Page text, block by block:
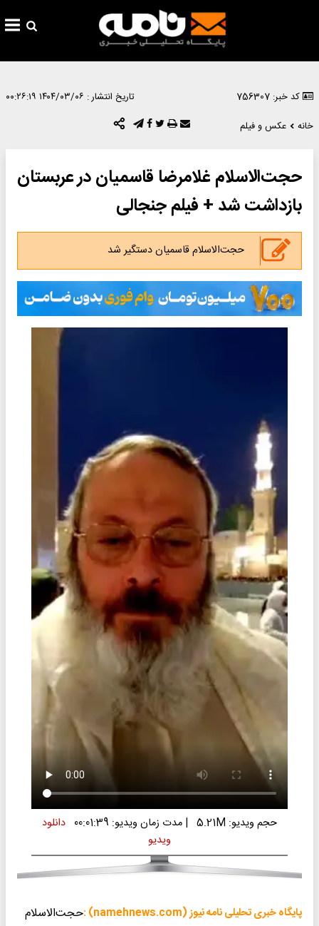
کد خبر: 756307 تاریخ انتشار : ۱۴۰۴/۰۳/۰۶ ۰۰:۲۶:۱۹
خانه
عکس و فیلم
حجت‌الاسلام غلامرضا قاسمیان در عربستان
بازداشت شد + فیلم جنجالی
حجت‌الاسلام قاسمیان دستگیر شد
حجم ویدیو: 5.21M | مدت زمان ویدیو: 00:01:39
دانلود
ویدیو
پایگاه خبری تحلیلی نامه نیوز (namehnews.com) :
حجت‌الاسلام